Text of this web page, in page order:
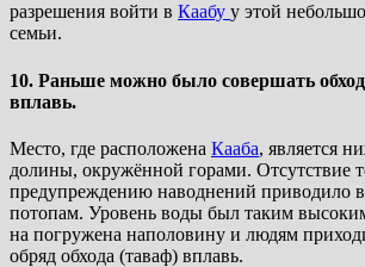
разрешения войти в Каабу у этой
семьи.
10. Раньше можно было совершать
вплавь.
Место, где расположена Кааба, является
долины, окружённой горами. Отсутствие
предупреждению наводнений приводило
потопам. Уровень воды был таким
на погружена наполовину и людям
обряд обхода (таваф) вплавь.